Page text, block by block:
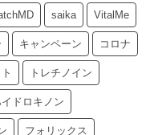
saika VitalMe
キャンペーン コロナ
トレチノイン
ドロキノン
フォリックス